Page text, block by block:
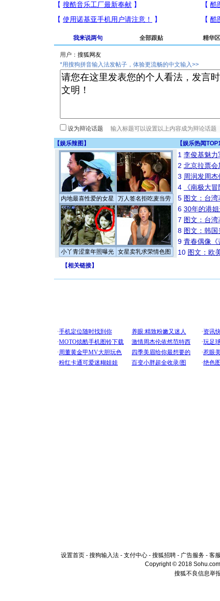
我来说两句 全部跟贴 精华区
用户：
*用搜狗拼音输入法发帖子，体验更流畅的中文输入>>
设为辩论话题
【娱乐辣图 】 【娱乐热闻
内地最喜性爱的女星 万人签名拒吃麦当劳
小丫青涩童年照曝光 女星卖乳求荣情色图
1 李俊基魅力
2 北京拉票
3 周润发周
4
《南极大
5 图文：台
6 30年的港
7 图文：台
8 图文：韩
9 青春偶像《
10 图文：欧
【相关链接】
设置首页 - 搜狗输入法 - 支付中心 - 搜狐招聘 - 广告服务 - 客
Copyright © 2018
搜狐不良信息举